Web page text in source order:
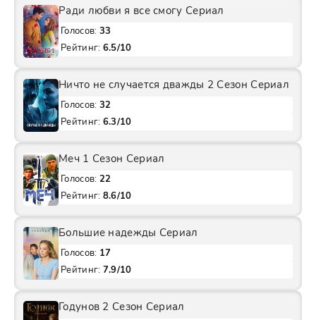
Ради любви я все смогу Сериал
Голосов: 33
Рейтинг: 6.5/10
Ничто не случается дважды 2 Сезон Сериал
Голосов: 32
Рейтинг: 6.3/10
Меч 1 Сезон Сериал
Голосов: 22
Рейтинг: 8.6/10
Большие надежды Сериал
Голосов: 17
Рейтинг: 7.9/10
Годунов 2 Сезон Сериал